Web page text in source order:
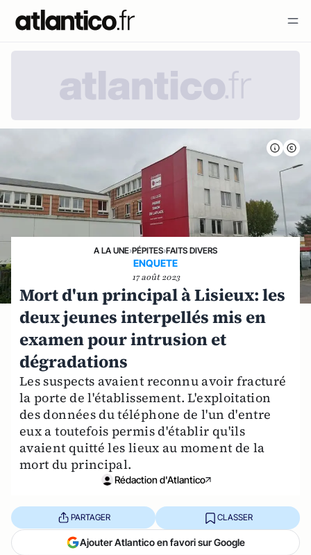
A LA UNE›PÉPITES›FAITS DIVERS
ENQUETE
17 août 2023
Mort d'un principal à Lisieux: les
deux jeunes interpellés mis en
examen pour intrusion et
dégradations
Les suspects avaient reconnu avoir fracturé
la porte de l'établissement. L'exploitation
des données du téléphone de l'un d'entre
eux a toutefois permis d'établir qu'ils
avaient quitté les lieux au moment de la
mort du principal.
Rédaction d'Atlantico
PARTAGER CLASSER
Ajouter Atlantico en favori sur Google